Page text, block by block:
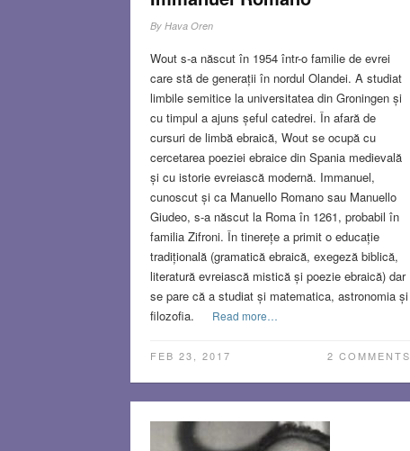
By Hava Oren
Wout s-a născut în 1954 într-o familie de evrei
care stă de generații în nordul Olandei. A studiat
limbile semitice la universitatea din Groningen și
cu timpul a ajuns șeful catedrei. În afară de
cursuri de limbă ebraică, Wout se ocupă cu
cercetarea poeziei ebraice din Spania medievală
și cu istorie evreiască modernă. Immanuel,
cunoscut și ca Manuello Romano sau Manuello
Giudeo, s-a născut la Roma în 1261, probabil în
familia Zifroni. În tinerețe a primit o educație
tradițională (gramatică ebraică, exegeză biblică,
literatură evreiască mistică și poezie ebraică) dar
se pare că a studiat și matematica, astronomia și
filozofia.
Read more…
FEB 23, 2017 2 COMMENTS